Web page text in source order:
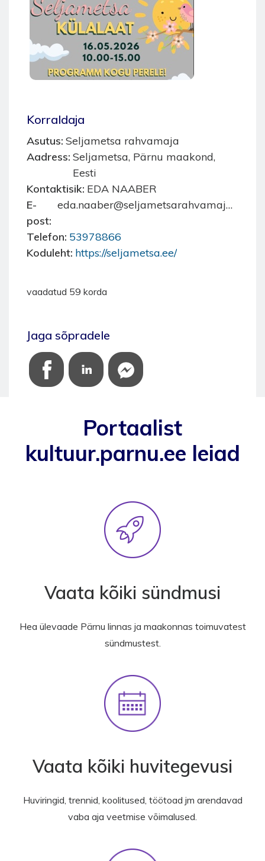
Korraldaja
Asutus Seljametsa rahvamaja
Aadress Seljametsa, Pärnu maakond,
Eesti
Kontaktisik EDA NAABER
E-
post
eda.naaber@seljametsarahvamaja.parnu.ee
Telefon 53978866
Koduleht https://seljametsa.ee/
vaadatud 59 korda
Jaga sõpradele
Portaalist
kultuur.parnu.ee leiad
Vaata kõiki sündmusi
Hea ülevaade Pärnu linnas ja maakonnas toimuvatest
sündmustest.
Vaata kõiki huvitegevusi
Huviringid, trennid, koolitused, töötoad jm arendavad
vaba aja veetmise võimalused.